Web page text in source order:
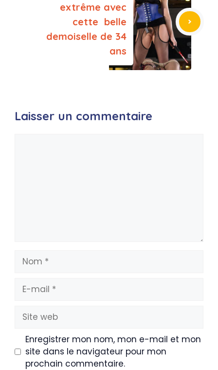
extrême avec
cette belle
demoiselle de 34
ans
Laisser un commentaire
Nom
mail
Site
web
Enregistrer mon nom, mon e-mail et mon
site dans le navigateur pour mon
prochain commentaire.